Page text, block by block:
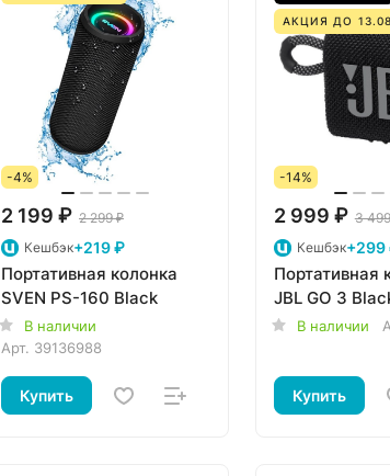
-4%
2 199 ₽ 2 299 ₽
Кешбэк+219 ₽
Портативная колонка
SVEN PS-160 Black
В наличии
Арт. 39136988
Купить
АКЦИЯ ДО 13.08
-14%
2 999 ₽ 3
Кешбэк+299
Портативная
JBL GO 3
В наличии
Купить